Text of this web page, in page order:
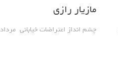
مازیار رازی
چشم انداز اعتراضات خیابانی مرداد ۱۳۹۷